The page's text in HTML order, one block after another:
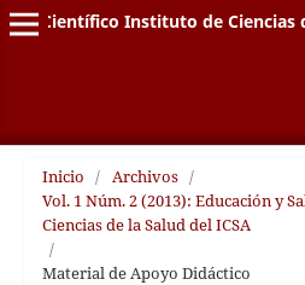
Científico Instituto de
Inicio / Archivos /
Vol. 1 Núm. 2 (2013): Educación y
Ciencias de la Salud del ICSA
/
Material de Apoyo Didáctico